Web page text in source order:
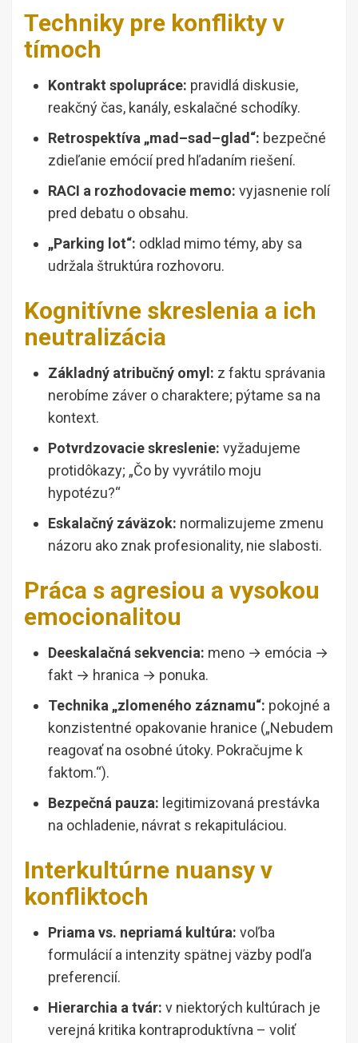
Techniky pre konflikty v
tímoch
Kontrakt spolupráce: pravidlá diskusie,
reakčný čas, kanály, eskalačné schodíky.
Retrospektíva „mad–sad–glad“: bezpečné
zdieľanie emócií pred hľadaním riešení.
RACI a rozhodovacie memo: vyjasnenie rolí
pred debatu o obsahu.
„Parking lot“: odklad mimo témy, aby sa
udržala štruktúra rozhovoru.
Kognitívne skreslenia a ich
neutralizácia
Základný atribučný omyl: z faktu správania
nerobíme záver o charaktere; pýtame sa na
kontext.
Potvrdzovacie skreslenie: vyžadujeme
protidôkazy; „Čo by vyvrátilo moju
hypotézu?“
Eskalačný záväzok: normalizujeme zmenu
názoru ako znak profesionality, nie slabosti.
Práca s agresiou a vysokou
emocionalitou
Deeskalačná sekvencia: meno → emócia →
fakt → hranica → ponuka.
Technika „zlomeného záznamu“: pokojné a
konzistentné opakovanie hranice („Nebudem
reagovať na osobné útoky. Pokračujme k
faktom.“).
Bezpečná pauza: legitimizovaná prestávka
na ochladenie, návrat s rekapituláciou.
Interkultúrne nuansy v
konfliktoch
Priama vs. nepriamá kultúra: voľba
formulácií a intenzity spätnej väzby podľa
preferencií.
Hierarchia a tvár: v niektorých kultúrach je
verejná kritika kontraproduktívna – voliť